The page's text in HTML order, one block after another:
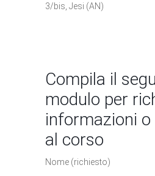
3/bis, Jesi (AN)
Compila il
modulo per
informazioni
al corso
Nome (richiesto)